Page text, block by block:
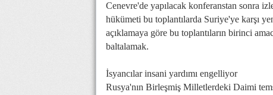
Cenevre'de yapılacak konferanstan sonra
hükümeti bu toplantılarda Suriye'ye karşı
açıklamaya göre bu toplantıların birinci
baltalamak.
İsyancılar insani yardımı engelliyor
Rusya'nın Birleşmiş Milletlerdeki Daimi